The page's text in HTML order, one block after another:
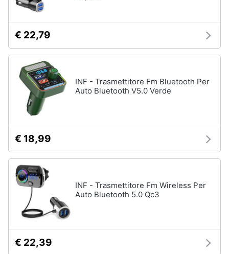
€ 22,79
INF - Trasmettitore Fm Bluetooth Per
Auto Bluetooth V5.0 Verde
€ 18,99
INF - Trasmettitore Fm Wireless Per
Auto Bluetooth 5.0 Qc3
€ 22,39